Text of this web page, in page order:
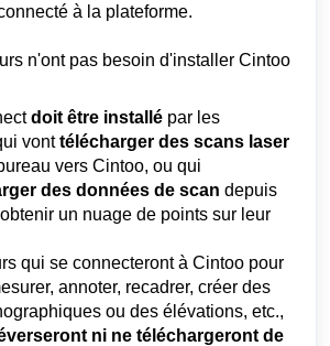
à la plateforme.
n'ont pas besoin d'installer Cintoo
doit être installé par les
vonttélécharger des scans laser
vers Cintoo, ou qui
des données de scan depuis
un nuage de points sur leur
qui se connecteront à Cintoo pour
annoter, recadrer, créer des
ou des élévations, etc.,
ni ne téléchargeront de